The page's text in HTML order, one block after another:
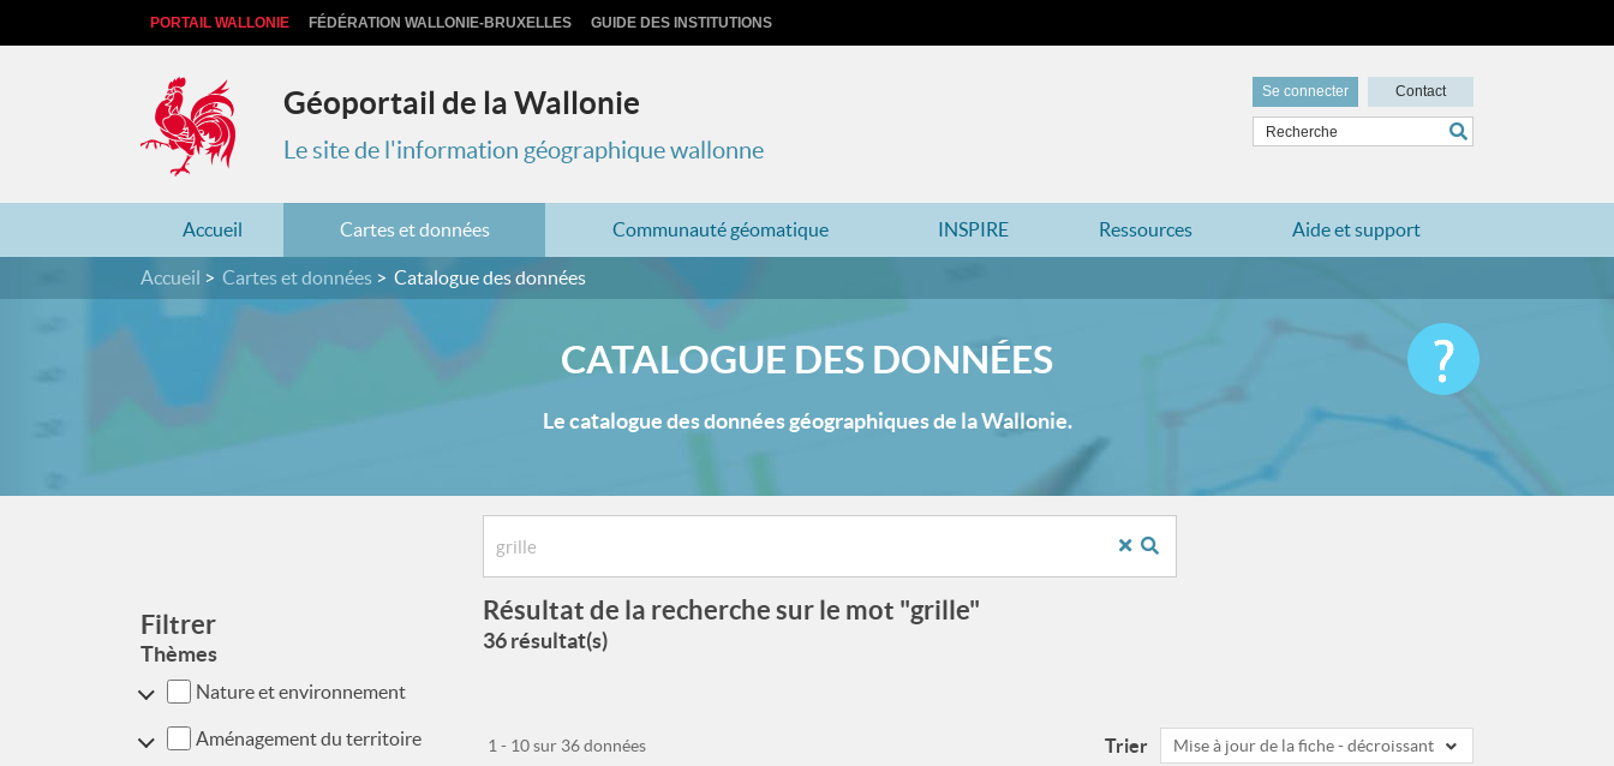
PORTAIL WALLONIE FÉDÉRATION WALLONIE-BRUXELLES GUIDE DES INSTITUTIONS
Géoportail de la Wallonie
Le site de l'information géographique wallonne
Se connecter Contact
Accueil Cartes et données Communauté géomatique INSPIRE Ressources Aide et support
Accueil Cartes et données Catalogue des données
CATALOGUE DES DONNÉES
Le catalogue des données géographiques de la Wallonie.
Filtrer
Thèmes
Nature et environnement
Aménagement du territoire
Résultat de la recherche sur le mot "grille"
36 résultat(s)
Trier Mise à jour de la fiche - décroissant
1 - 10 sur 36 données